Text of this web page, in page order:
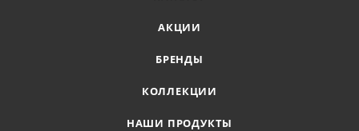
АКЦИИ
БРЕНДЫ
КОЛЛЕКЦИИ
НАШИ ПРОДУКТЫ